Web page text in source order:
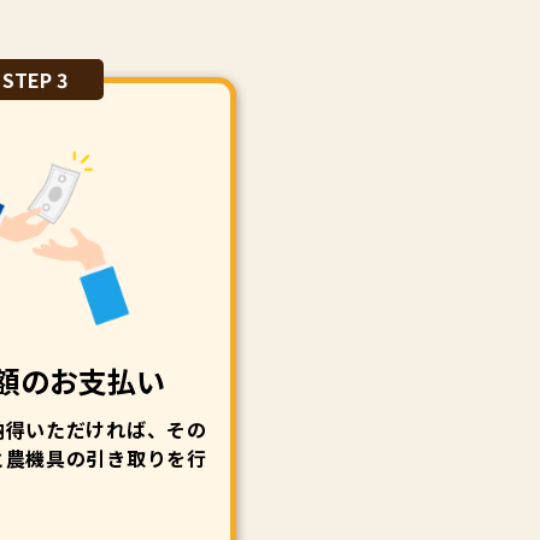
STEP 3
のお支払い
いただければ、その
機具の引き取りを行